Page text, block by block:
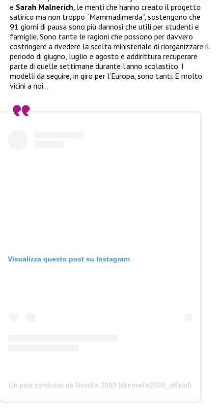
e Sarah Malnerich , le menti che hanno creato il progetto
satirico ma non troppo “Mammadimerda”, sostengono che
91 giorni di pausa sono più dannosi che utili per studenti e
famiglie. Sono tante le ragioni che possono per davvero
costringere a rivedere la scelta ministeriale di riorganizzare il
periodo di giugno, luglio e agosto e addirittura recuperare
parte di quelle settimane durante l’anno scolastico. I
modelli da seguire, in giro per l’Europa, sono tanti. E molto
vicini a noi…
Visualizza questo post su Instagram
Un post condiviso da Novella 2000 (@novella2000_official)